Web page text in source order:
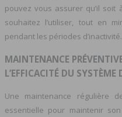
pouvez vous assurer qu’il
souhaitez l’utiliser, tout en
pendant les périodes d’inactivité.
MAINTENANCE
L’EFFICACITÉ DU SYSTÈME
Une maintenance régulière
essentielle pour maintenir